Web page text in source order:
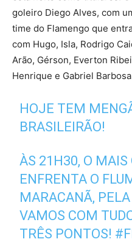
goleiro Diego Alves, com
time do Flamengo que
com Hugo, Isla, Rodrigo
Arão, Gérson, Everton
Henrique e Gabriel
HOJE TEM
BRASILEIRÃO!
ÀS 21H30, O MAIS
ENFRENTA O
MARACANÃ,
VAMOS COM
TRÊS PONTOS!